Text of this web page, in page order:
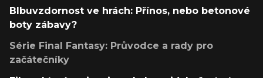
Blbuvzdornost ve hrách: Přínos, nebo betonové
boty zábavy?
Série Final Fantasy: Průvodce a rady pro
začátečníky